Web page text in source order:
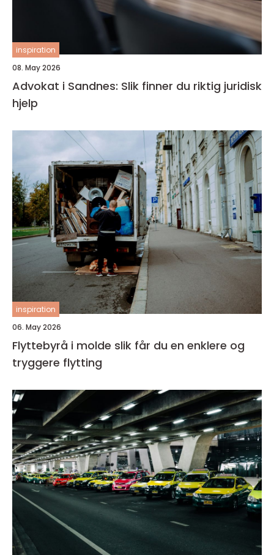
inspiration
08. May 2026
Advokat i Sandnes: Slik finner du riktig juridisk
hjelp
inspiration
06. May 2026
Flyttebyrå i molde slik får du en enklere og
tryggere flytting